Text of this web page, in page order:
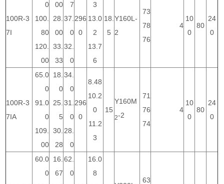
100R-3
7I
0
100.
80
120.
00
00
28.
00
33.
33
7
37.
0
32.
0
296
0
3
13.0
2
13.7
6
18.
5
Y160L-
2
73
78
76
4
10
0
80
24
0
100R-3
7IA
65.0
0
91.0
0
109.
00
18.
0
25.
5
30.
28
34.
0
31.
0
28.
0
296
0
8.48
10.2
0
11.2
3
15
Y160M
2-2
71
76
74
4
10
0
80
24
0
60.0
0
16.
67
62.
0
16.0
8
63